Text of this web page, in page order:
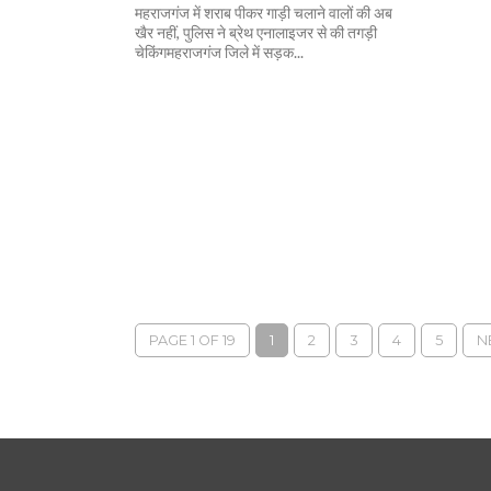
महराजगंज में शराब पीकर गाड़ी चलाने वालों की अब
खैर नहीं, पुलिस ने ब्रेथ एनालाइजर से की तगड़ी
चेकिंगमहराजगंज जिले में सड़क...
PAGE 1 OF 19 1 2 3 4 5